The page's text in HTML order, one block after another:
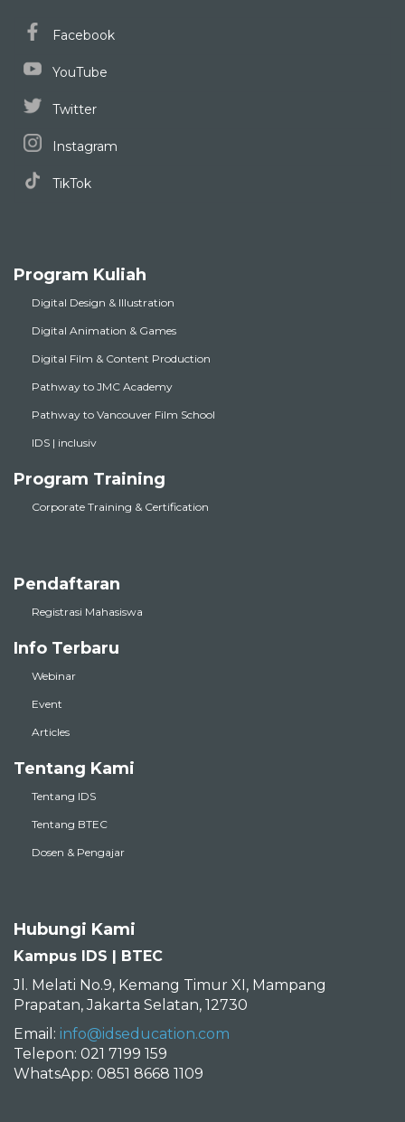
Facebook
YouTube
Twitter
Instagram
TikTok
Program Kuliah
Digital Design & Illustration
Digital Animation & Games
Digital Film & Content Production
Pathway to JMC Academy
Pathway to Vancouver Film School
IDS | inclusiv
Program Training
Corporate Training & Certification
Pendaftaran
Registrasi Mahasiswa
Info Terbaru
Webinar
Event
Articles
Tentang Kami
Tentang IDS
Tentang BTEC
Dosen & Pengajar
Hubungi Kami
Kampus IDS | BTEC
Jl. Melati No.9, Kemang Timur XI, Mampang
Prapatan, Jakarta Selatan, 12730
Email: info@idseducation.com
Telepon: 021 7199 159
WhatsApp: 0851 8668 1109